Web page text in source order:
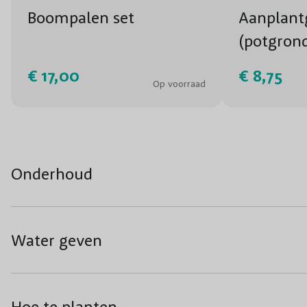
Boompalen set
€ 17,00 Op voorraad
€ 8,75
Onderhoud
Water geven